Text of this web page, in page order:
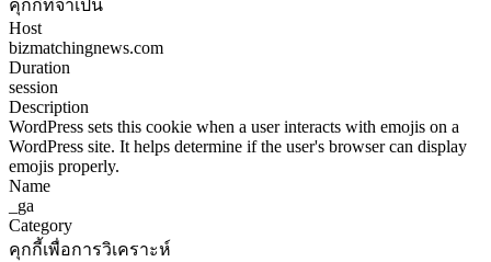
คุกกี้ที่จำเป็น
Host
bizmatchingnews.com
Duration
session
Description
WordPress sets this cookie when a user interacts with emojis on a
WordPress site. It helps determine if the user's browser can display
emojis properly.
Name
_ga
Category
คุกกี้เพื่อการวิเคราะห์